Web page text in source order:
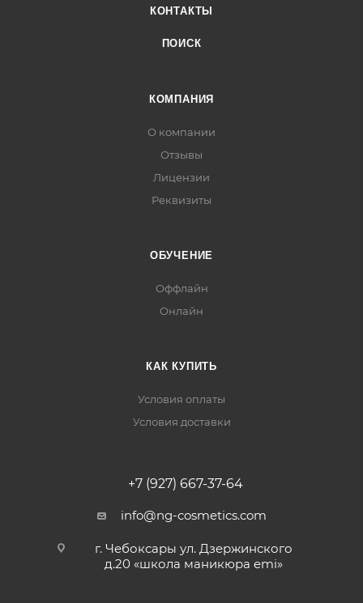
КОНТАКТЫ
ПОИСК
КОМПАНИЯ
О компании
Отзывы
Лицензии
Реквизиты
ОБУЧЕНИЕ
Оффлайн
Онлайн
КАК КУПИТЬ
Условия оплаты
Условия доставки
+7 (927) 667-37-64
info@ng-cosmetics.com
г. Чебоксары ул. Дзержинского
д.20 «школа маникюра emi»